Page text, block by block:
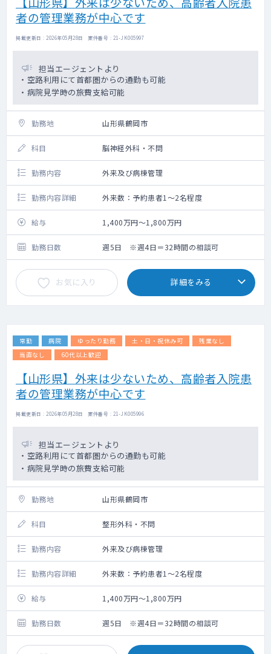
者の管理業務が中心です
掲載更新日 : 2026年05月28日 案件番号 : 21-JK005997
担当エージェントより
・空路利用にて首都圏からの通勤も可能
・病院見学時の旅費支給可能
勤務地 山形県鶴岡市
科目 脳神経外科・不問
勤務内容 外来及び病棟管理
勤務内容詳細 外来数：予約患者1～2名程度
給与 1,400万円～1,800万円
勤務日数 週5日 ※週4日＝32時間の相談可
お気に入り 詳細をみる
常勤 病院 ゆったり勤務 土・日・祝休み可
残業なし
当直なし
60代以上歓迎
【山形県】外来は少ないため、高齢者入院患
者の管理業務が中心です
掲載更新日 : 2026年05月28日 案件番号 : 21-JK005996
担当エージェントより
・空路利用にて首都圏からの通勤も可能
・病院見学時の旅費支給可能
勤務地 山形県鶴岡市
科目 整形外科・不問
勤務内容 外来及び病棟管理
勤務内容詳細 外来数：予約患者1～2名程度
給与 1,400万円～1,800万円
勤務日数 週5日 ※週4日＝32時間の相談可